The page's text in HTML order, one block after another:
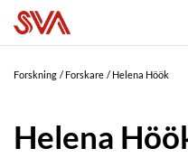
Forskning Forskare Helena Höök
Helena